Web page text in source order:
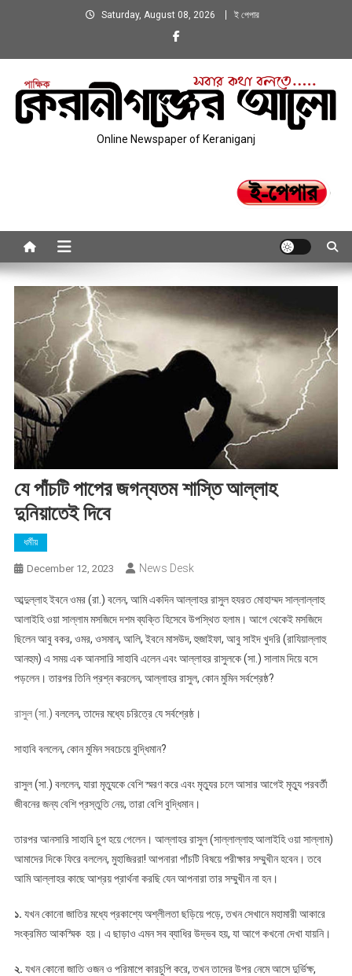
Saturday, August 08, 2026 ই পেপার
Online Newspaper of Keraniganj
যে পাঁচটি পাপের জগন্যতম শাস্তি আল্লাহ
দুনিয়াতেই দিবে
ধর্মীয়
December 12, 2023 News Desk
আব্দুল্লাহ ইবনে ওমর (রা.) বলেন, আমি একদিন আল্লাহর রাসুল হযরত মোহাম্মদ সাল্লাল্লাহু
আলাইহি ওয়া সাল্লাম মসজিদে দশম ব্যক্তি হিসেবে উপস্থিত হলাম। আগে থেকেই মসজিদে
ছিলেন আবু বকর, ওমর, ওসমান, আলি, ইবনে মাসউদ, হুজাইফা, আবু সাইদ খুদরি (রাযিয়াল্লাহু
আনহুম) এ সময় এক আনসারি সাহাবি এলেন এবং আল্লাহর রাসুলকে (সা.) সালাম দিয়ে বসে
পড়লেন। তারপর তিনি প্রশ্ন করলেন, আল্লাহর রাসুল, কোন মুমিন সর্বশ্রেষ্ঠ?
রাসুল (সা.) বললেন, তাদের মধ্যে চরিত্রে যে সর্বশ্রেষ্ঠ।
সাহাবি বললেন, কোন মুমিন সবচেয়ে বুদ্ধিমান?
রাসুল (সা.) বললেন, যারা মৃত্যুকে বেশি স্মরণ করে এবং মৃত্যুর চলে আসার আগেই মৃত্যু পরবর্তী
জীবনের জন্য বেশি প্রস্তুতি নেয়, তারা বেশি বুদ্ধিমান।
তারপর আনসারি সাহাবি চুপ হয়ে গেলেন। আল্লাহর রাসুল (সাল্লাল্লাহু আলাইহি ওয়া সাল্লাম)
আমাদের দিকে ফিরে বললেন, মুহাজিররা! আপনারা পাঁচটি বিষয়ে পরীক্ষার সম্মুখীন হবেন। তবে
আমি আল্লাহর কাছে আশ্রয় প্রার্থনা করছি যেন আপনারা তার সম্মুখীন না হন।
১. যখন কোনো জাতির মধ্যে প্রকাশ্যে অশ্লীলতা ছড়িয়ে পড়ে, তখন সেখানে মহামারী আকারে
সংক্রমিত আকস্মিক হয়। এ ছাড়াও এমন সব ব্যাধির উদ্ভব হয়, যা আগে কখনো দেখা যায়নি।
২. যখন কোনো জাতি ওজন ও পরিমাপে কারচুপি করে, তখন তাদের উপর নেমে আসে দুর্ভিক্ষ,